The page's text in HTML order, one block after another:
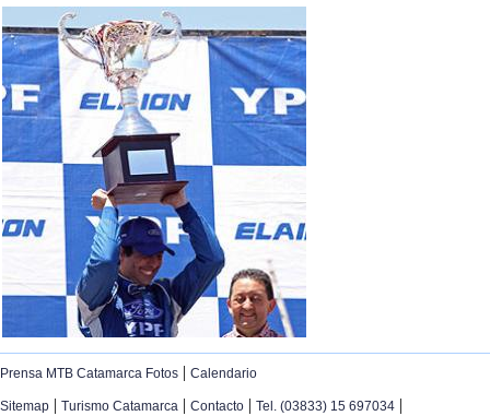
Prensa MTB Catamarca Fotos | Calendario
Sitemap | Turismo Catamarca | Contacto | Tel. (03833) 15 697034 |